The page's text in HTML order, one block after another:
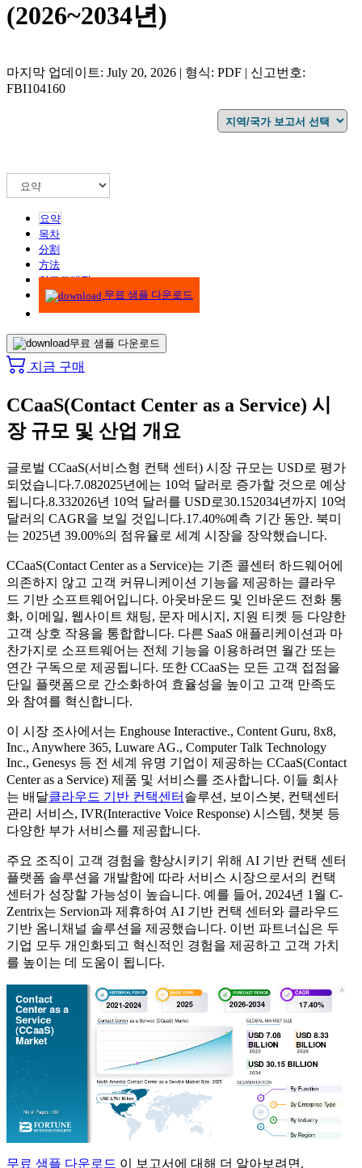
(2026~2034년)
마지막 업데이트: July 20, 2026 | 형식: PDF | 신고번호:
FBI104160
요약
목차
分割
方法
인포그래픽
무료 샘플 다운로드
무료 샘플 다운로드
지금 구매
CCaaS(Contact Center as a Service) 시
장 규모 및 산업 개요
글로벌 CCaaS(서비스형 컨택 센터) 시장 규모는 USD로 평가
되었습니다.7.082025년에는 10억 달러로 증가할 것으로 예상
됩니다.8.332026년 10억 달러를 USD로30.152034년까지 10억
달러의 CAGR을 보일 것입니다.17.40%예측 기간 동안. 북미
는 2025년 39.00%의 점유율로 세계 시장을 장악했습니다.
CCaaS(Contact Center as a Service)는 기존 콜센터 하드웨어에
의존하지 않고 고객 커뮤니케이션 기능을 제공하는 클라우
드 기반 소프트웨어입니다. 아웃바운드 및 인바운드 전화 통
화, 이메일, 웹사이트 채팅, 문자 메시지, 지원 티켓 등 다양한
고객 상호 작용을 통합합니다. 다른 SaaS 애플리케이션과 마
찬가지로 소프트웨어는 전체 기능을 이용하려면 월간 또는
연간 구독으로 제공됩니다. 또한 CCaaS는 모든 고객 접점을
단일 플랫폼으로 간소화하여 효율성을 높이고 고객 만족도
와 참여를 혁신합니다.
이 시장 조사에서는 Enghouse Interactive., Content Guru, 8x8,
Inc., Anywhere 365, Luware AG., Computer Talk Technology
Inc., Genesys 등 전 세계 유명 기업이 제공하는 CCaaS(Contact
Center as a Service) 제품 및 서비스를 조사합니다. 이들 회사
는 배달클라우드 기반 컨택센터 솔루션, 보이스봇, 컨택센터
관리 서비스, IVR(Interactive Voice Response) 시스템, 챗봇 등
다양한 부가 서비스를 제공합니다.
주요 조직이 고객 경험을 향상시키기 위해 AI 기반 컨택 센터
플랫폼 솔루션을 개발함에 따라 서비스 시장으로서의 컨택
센터가 성장할 가능성이 높습니다. 예를 들어, 2024년 1월 C-
Zentrix는 Servion과 제휴하여 AI 기반 컨택 센터와 클라우드
기반 옴니채널 솔루션을 제공했습니다. 이번 파트너십은 두
기업 모두 개인화되고 혁신적인 경험을 제공하고 고객 가치
를 높이는 데 도움이 됩니다.
무료 샘플 다운로드 이 보고서에 대해 더 알아보려면.